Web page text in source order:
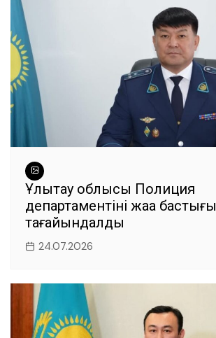
Ұлытау облысы Полиция
департаментінің жаңа бастығы
тағайындалды
24.07.2026